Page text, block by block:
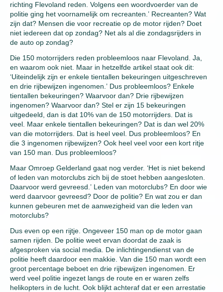
richting Flevoland reden. Volgens een woordvoerder van de
politie ging het voornamelijk om recreanten.’ Recreanten? Wat
zijn dat? Mensen die voor recreatie op de motor rijden? Doet
niet iedereen dat op zondag? Net als al die zondagsrijders in
de auto op zondag?
Die 150 motorrijders reden probleemloos naar Flevoland. Ja,
en waarom ook niet. Maar in hetzelfde artikel staat ook dit:
‘Uiteindelijk zijn er enkele tientallen bekeuringen uitgeschreven
en drie rijbewijzen ingenomen.’ Dus probleemloos? Enkele
tientallen bekeuringen? Waarvoor dan? Drie rijbewijzen
ingenomen? Waarvoor dan? Stel er zijn 15 bekeuringen
uitgedeeld, dan is dat 10% van de 150 motorrijders. Dat is
veel. Maar enkele tientallen bekeuringen? Dat is dan wel 20%
van die motorrijders. Dat is heel veel. Dus probleemloos? En
die 3 ingenomen rijbewijzen? Ook heel veel voor een kort ritje
van 150 man. Dus probleemloos?
Maar Omroep Gelderland gaat nog verder. ‘Het is niet bekend
of leden van motorclubs zich bij de stoet hebben aangesloten.
Daarvoor werd gevreesd.’ Leden van motorclubs? En door wie
werd daarvoor gevreesd? Door de politie? En wat zou er dan
kunnen gebeuren met de aanwezigheid van die leden van
motorclubs?
Dus even op een rijtje. Ongeveer 150 man op de motor gaan
samen rijden. De politie weet ervan doordat de zaak is
afgesproken via social media. De inlichtingendienst van de
politie heeft daardoor een makkie. Van die 150 man wordt een
groot percentage beboet en drie rijbewijzen ingenomen. Er
werd veel politie ingezet langs de route en er waren zelfs
helikopters in de lucht. Ook blijkt achteraf dat er een arrestatie